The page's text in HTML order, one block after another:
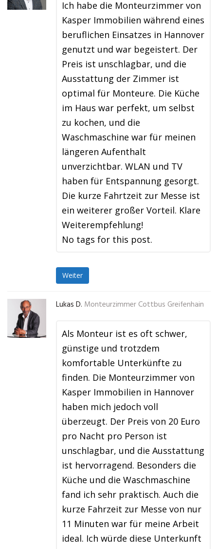
Ich habe die Monteurzimmer von
Kasper Immobilien während eines
beruflichen Einsatzes in Hannover
genutzt und war begeistert. Der
Preis ist unschlagbar, und die
Ausstattung der Zimmer ist
optimal für Monteure. Die Küche
im Haus war perfekt, um selbst
zu kochen, und die
Waschmaschine war für meinen
längeren Aufenthalt
unverzichtbar. WLAN und TV
haben für Entspannung gesorgt.
Die kurze Fahrtzeit zur Messe ist
ein weiterer großer Vorteil. Klare
Weiterempfehlung!
No tags for this post.
Weiter
Lukas D. Monteurzimmer Cottbus Greifenhain
Als Monteur ist es oft schwer,
günstige und trotzdem
komfortable Unterkünfte zu
finden. Die Monteurzimmer von
Kasper Immobilien in Hannover
haben mich jedoch voll
überzeugt. Der Preis von 20 Euro
pro Nacht pro Person ist
unschlagbar, und die Ausstattung
ist hervorragend. Besonders die
Küche und die Waschmaschine
fand ich sehr praktisch. Auch die
kurze Fahrzeit zur Messe von nur
11 Minuten war für meine Arbeit
ideal. Ich würde diese Unterkunft